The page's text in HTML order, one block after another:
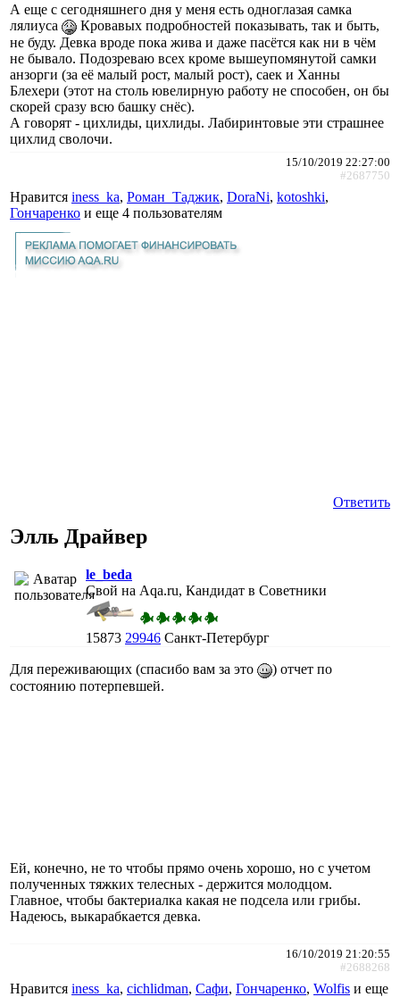
А еще с сегодняшнего дня у меня есть одноглазая самка
лялиуса
Кровавых подробностей показывать, так и быть,
не буду. Девка вроде пока жива и даже пасётся как ни в чём
не бывало. Подозреваю всех кроме вышеупомянутой самки
анзорги (за её малый рост, малый рост), саек и Ханны
Блехери (этот на столь ювелирную работу не способен, он бы
скорей сразу всю башку снёс).
А говорят - цихлиды, цихлиды. Лабиринтовые эти страшнее
цихлид сволочи.
15/10/2019 22:27:00
#2687750
Нравится iness_ka, Роман_Таджик, DoraNi, kotoshki,
Гончаренко и еще 4 пользователям
Ответить
Элль Драйвер
le_beda
Свой на Aqa.ru, Кандидат в Советники
15873 29946 Санкт-Петербург
Для переживающих (спасибо вам за это
) отчет по
состоянию потерпевшей.
Ей, конечно, не то чтобы прямо очень хорошо, но с учетом
полученных тяжких телесных - держится молодцом.
Главное, чтобы бактериалка какая не подсела или грибы.
Надеюсь, выкарабкается девка.
16/10/2019 21:20:55
#2688268
Нравится iness_ka, cichlidman, Сафи, Гончаренко, Wolfis и еще